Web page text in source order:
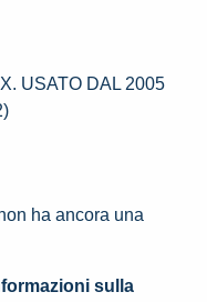
USATO DAL 2005
ha ancora una
sulla